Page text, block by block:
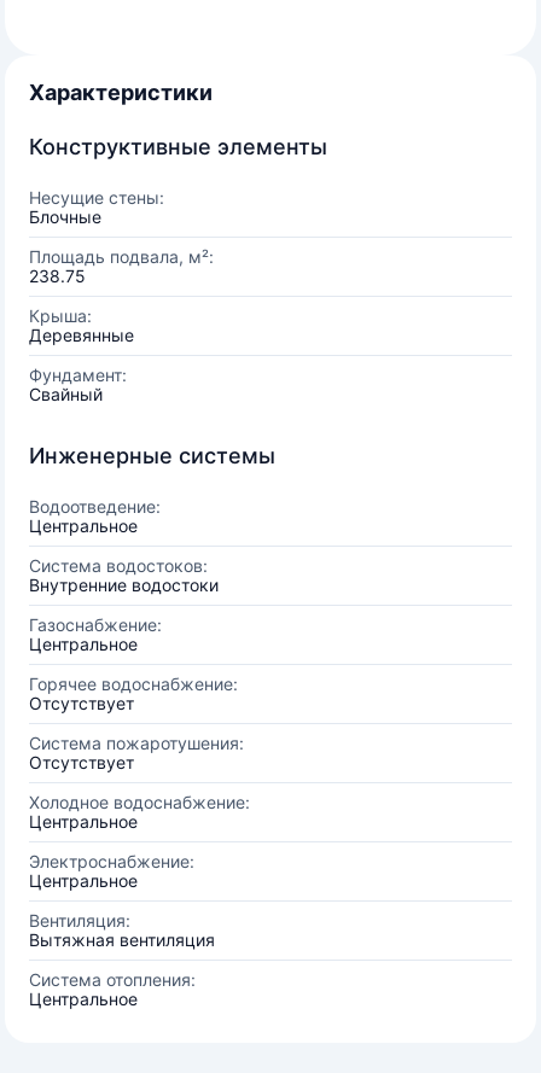
Характеристики
Конструктивные элементы
Несущие стены:
Блочные
Площадь подвала, м²:
238.75
Крыша:
Деревянные
Фундамент:
Свайный
Инженерные системы
Водоотведение:
Центральное
Система водостоков:
Внутренние водостоки
Газоснабжение:
Центральное
Горячее водоснабжение:
Отсутствует
Система пожаротушения:
Отсутствует
Холодное водоснабжение:
Центральное
Электроснабжение:
Центральное
Вентиляция:
Вытяжная вентиляция
Система отопления:
Центральное